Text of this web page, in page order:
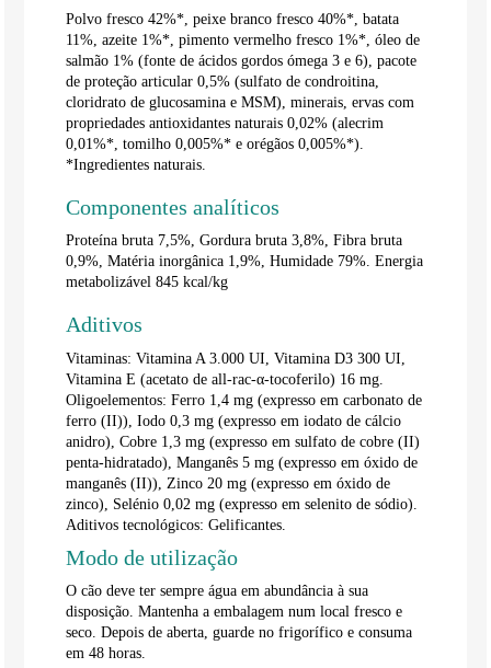
Polvo fresco 42%*, peixe branco fresco 40%*, batata
11%, azeite 1%*, pimento vermelho fresco 1%*, óleo de
salmão 1% (fonte de ácidos gordos ómega 3 e 6), pacote
de proteção articular 0,5% (sulfato de condroitina,
cloridrato de glucosamina e MSM), minerais, ervas com
propriedades antioxidantes naturais 0,02% (alecrim
0,01%*, tomilho 0,005%* e orégãos 0,005%*).
*Ingredientes naturais.
Componentes analíticos
Proteína bruta 7,5%, Gordura bruta 3,8%, Fibra bruta
0,9%, Matéria inorgânica 1,9%, Humidade 79%. Energia
metabolizável 845 kcal/kg
Aditivos
Vitaminas: Vitamina A 3.000 UI, Vitamina D3 300 UI,
Vitamina E (acetato de all-rac-α-tocoferilo) 16 mg.
Oligoelementos: Ferro 1,4 mg (expresso em carbonato de
ferro (II)), Iodo 0,3 mg (expresso em iodato de cálcio
anidro), Cobre 1,3 mg (expresso em sulfato de cobre (II)
penta-hidratado), Manganês 5 mg (expresso em óxido de
manganês (II)), Zinco 20 mg (expresso em óxido de
zinco), Selénio 0,02 mg (expresso em selenito de sódio).
Aditivos tecnológicos: Gelificantes.
Modo de utilização
O cão deve ter sempre água em abundância à sua
disposição. Mantenha a embalagem num local fresco e
seco. Depois de aberta, guarde no frigorífico e consuma
em 48 horas.